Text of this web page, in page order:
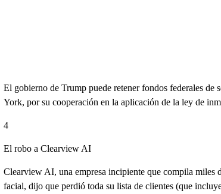
El gobierno de Trump puede retener fondos federales de
York, por su cooperación en la aplicación de la ley de
4
El robo a Clearview AI
Clearview AI, una empresa incipiente que compila miles
facial, dijo que perdió toda su lista de clientes (que